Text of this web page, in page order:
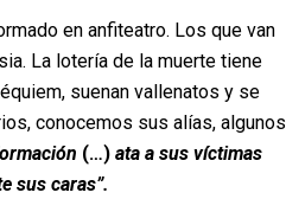
en anfiteatro. Los que van
La lotería de la muerte tiene
suenan vallenatos y se
conocemos sus alías, algunos
(…) ata a sus víctimas
sus caras”.